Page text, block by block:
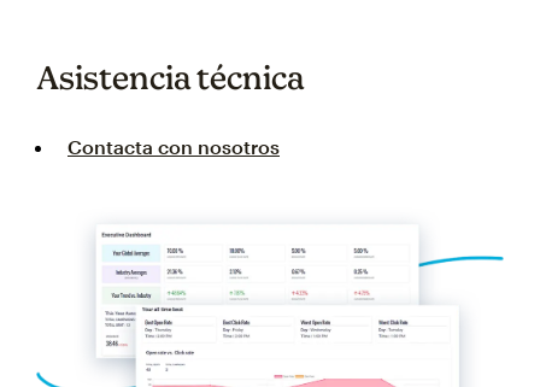
Asistencia técnica
Contacta con nosotros